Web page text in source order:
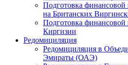
Подготовка финансовой
на Британских
Подготовка финансовой
Киргизии
Редомициляция
Редомициляция в
Эмираты (ОАЭ)